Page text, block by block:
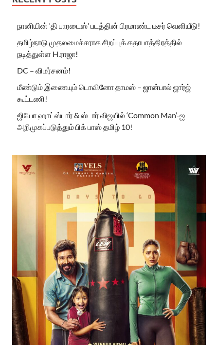
நானியின் ‘தி பாரடைஸ்’ படத்தின் பிரமாண்ட டீசர் வெளியீடு!
தமிழ்நாடு முதலமைச்சராக சிறப்புக் கதாபாத்திரத்தில்
நடித்துள்ள H.ராஜா!
DC – விமர்சனம்!
மீண்டும் இணையும் டொவினோ தாமஸ் – ஜான்பால் ஜார்ஜ்
கூட்டணி!
ஜியோ ஹாட்ஸ்டார் & ஸ்டார் விஜயில் ‘Common Man’-ஐ
அறிமுகப்படுத்தும் பிக் பாஸ் தமிழ் 10!